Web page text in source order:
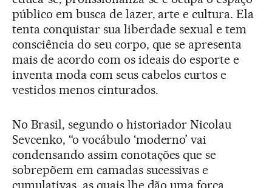
público em busca de lazer, arte e cultura. Ela
tenta conquistar sua liberdade sexual e tem
consciência do seu corpo, que se apresenta
mais de acordo com os ideais do esporte e
inventa moda com seus cabelos curtos e
vestidos menos cinturados.
No Brasil, segundo o historiador Nicolau
Sevcenko, “o vocábulo ‘moderno’ vai
condensando assim conotações que se
sobrepõem em camadas sucessivas e
cumulativas, as quais lhe dão uma força